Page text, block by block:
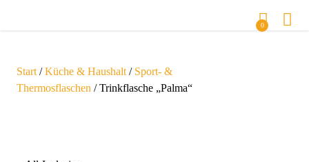
0
Start /Küche & Haushalt / Sport- &
Thermosflaschen / Trinkflasche „Palma“